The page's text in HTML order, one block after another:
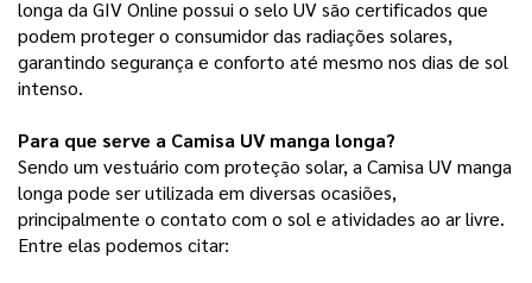
longa da GIV Online possui o selo UV são certificados que
podem proteger o consumidor das radiações solares,
garantindo segurança e conforto até mesmo nos dias de sol
intenso.
Para que serve a Camisa UV manga longa?
Sendo um vestuário com proteção solar, a Camisa UV manga
longa pode ser utilizada em diversas ocasiões,
principalmente o contato com o sol e atividades ao ar livre.
Entre elas podemos citar: